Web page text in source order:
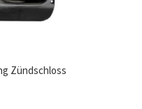
Zündschloss